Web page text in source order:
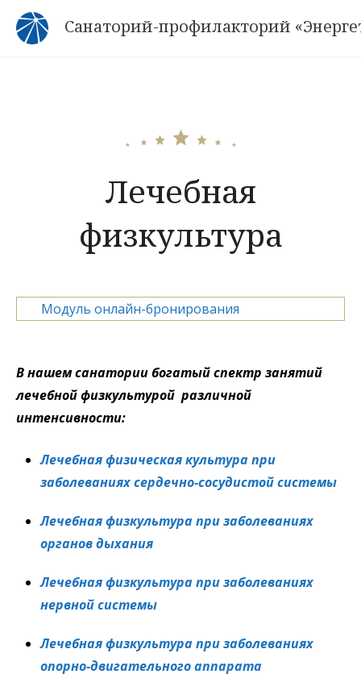
Skip
Санаторий-профилакторий
Лечебная
физкультура
Модуль онлайн-бронирования
В нашем санатории богатый спектр занятий
лечебной физкультурой различной
интенсивности:
Лечебная физическая культура при
заболеваниях сердечно-сосудистой системы
Лечебная физкультура при заболеваниях
органов дыхания
Лечебная физкультура при заболеваниях
нервной системы
Лечебная физкультура при заболеваниях
опорно-двигательного аппарата